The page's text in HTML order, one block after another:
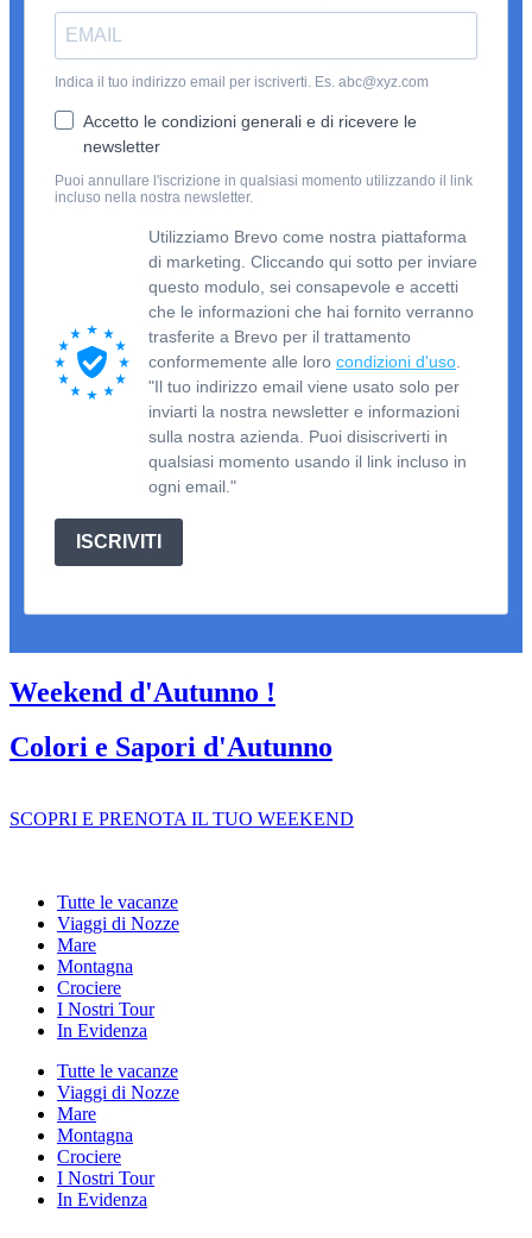
Indica il tuo indirizzo email per iscriverti. Es. abc@xyz.com
Accetto le condizioni generali e di ricevere le
newsletter
Puoi annullare l'iscrizione in qualsiasi momento utilizzando il link
incluso nella nostra newsletter.
Utilizziamo Brevo come nostra piattaforma
di marketing. Cliccando qui sotto per inviare
questo modulo, sei consapevole e accetti
che le informazioni che hai fornito verranno
trasferite a Brevo per il trattamento
conformemente alle loro condizioni d'uso
"Il tuo indirizzo email viene usato solo per
inviarti la nostra newsletter e informazioni
sulla nostra azienda. Puoi disiscriverti in
qualsiasi momento usando il link incluso in
ogni email."
ISCRIVITI
Weekend d'Autunno !
Colori e Sapori d'Autunno
SCOPRI E PRENOTA IL TUO WEEKEND
Tutte le vacanze
Viaggi di Nozze
Mare
Montagna
Crociere
I Nostri Tour
In Evidenza
Tutte le vacanze
Viaggi di Nozze
Mare
Montagna
Crociere
I Nostri Tour
In Evidenza